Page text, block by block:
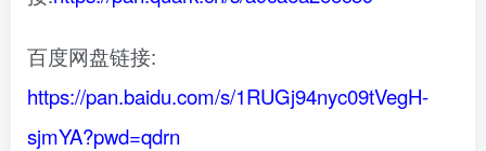
百度网盘链接:
https://pan.baidu.com/s/1RUGj94nyc09tVegH-
sjmYA?pwd=qdrn